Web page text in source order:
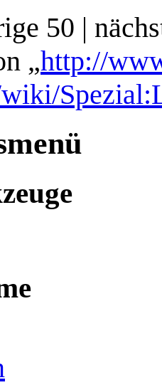
50 |
„http://